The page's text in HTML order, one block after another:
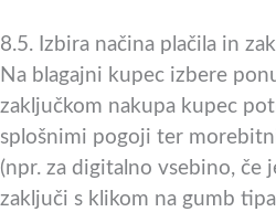
8.5. Izbira načina plačila in
Na blagajni kupec izbere
zaključkom nakupa kupec
splošnimi pogoji ter
(npr. za digitalno vsebino, če
zaključi s klikom na gumb